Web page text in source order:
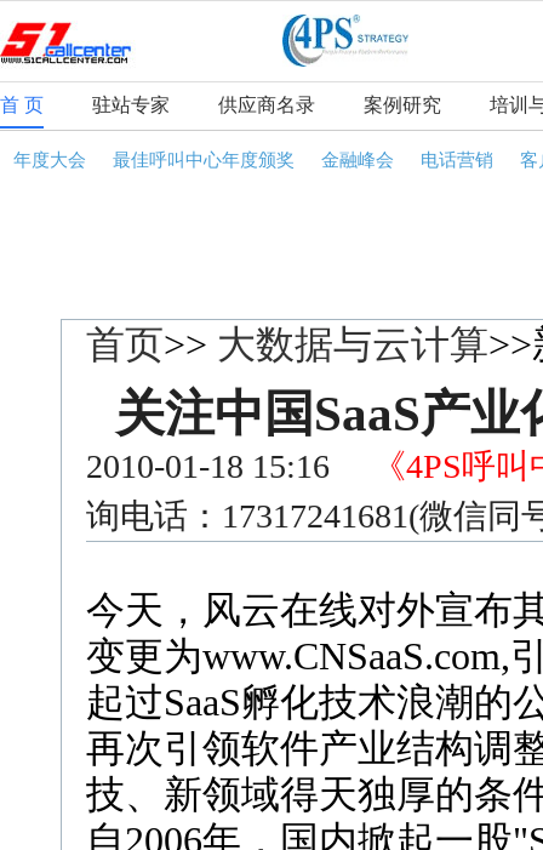
首 页 驻站专家 供应商名录 案例研究 培训
年度大会 最佳呼叫中心年度颁奖 金融峰会 电话营销 客
首页>> 大数据与云计算>>
关注中国SaaS产
2010-01-18 15:16
《4PS呼
询电话：17317241681(微信
今天，风云在线对外宣布
变更为
起过SaaS孵化技术浪潮的
再次引领软件产业结构调
技、新领域得天独厚的条
自2006年，国内掀起一股